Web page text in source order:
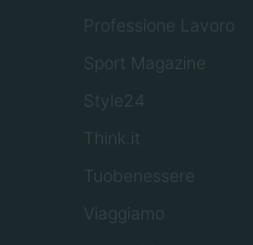
Professione Lavoro
Sport Magazine
Style24
Think.it
Tuobenessere
Viaggiamo